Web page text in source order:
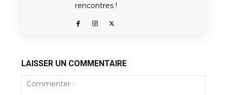
rencontres !
LAISSER UN COMMENTAIRE